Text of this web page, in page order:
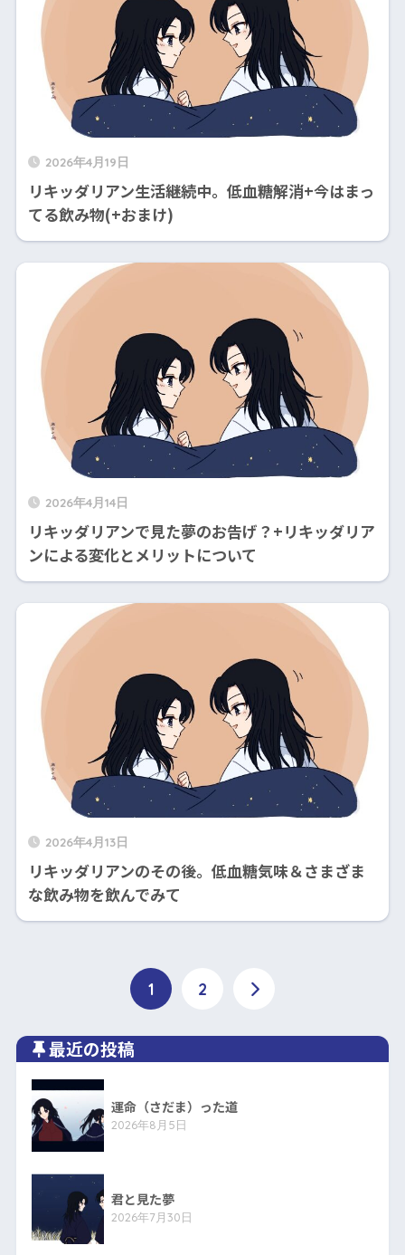
2026年4月19日
リキッダリアン生活継続中。低血糖解消+今はまっ
てる飲み物(+おまけ)
2026年4月14日
リキッダリアンで見た夢のお告げ？+リキッダリア
ンによる変化とメリットについて
2026年4月13日
リキッダリアンのその後。低血糖気味＆さまざま
な飲み物を飲んでみて
1 2
最近の投稿
運命（さだま）った道
2026年8月5日
君と見た夢
2026年7月30日